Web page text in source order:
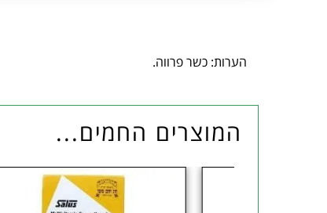
הערות: כשר פרווה.
המוצרים החמים...